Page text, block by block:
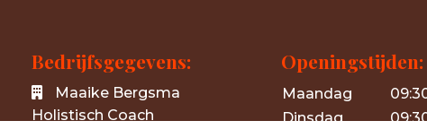
Bedrijfsgegevens:
Maaike Bergsma
Holistisch Coach
Openingstijden:
Maandag
Dinsdag